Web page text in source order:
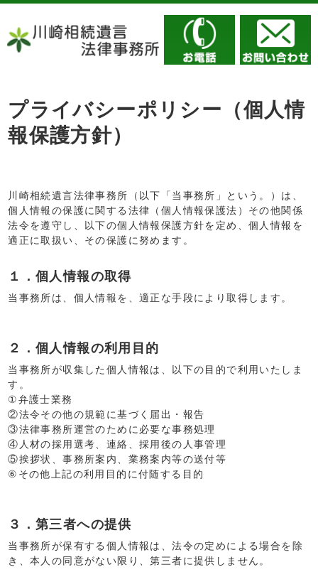
プライバシーポリシー（個人情
報保護方針）
川崎相続遺言法律事務所（以下「当事務所」という。）は、
個人情報の保護に関する法律（個人情報保護法）その他関係
法令を遵守し、以下の個人情報保護方針を定め、個人情報を
適正に取扱い、その保護に努めます。
１．個人情報の取得
当事務所は、個人情報を、適正な手段により取得します。
２．個人情報の利用目的
当事務所が収集した個人情報は、以下の目的で利用いたしま
す。
①弁護士業務
②法令その他の規範に基づく届出・報告
③法律事務所運営のために必要な事務処理
④人材の採用選考、連絡、採用後の人事管理
⑤挨拶状、事務所案内、業務案内等の送付等
⑥その他上記の利用目的に付随する目的
３．第三者への提供
当事務所が保有する個人情報は、法令の定めによる場合を除
き、本人の同意がない限り、第三者に提供しません。